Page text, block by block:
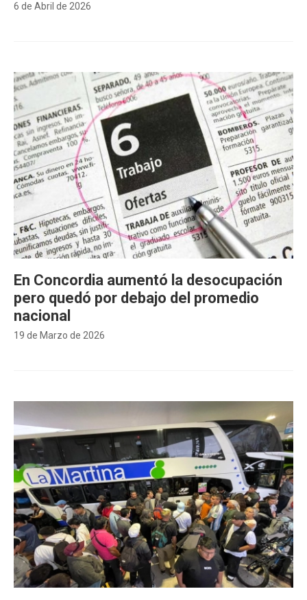
6 de Abril de 2026
19 de Marzo de 2026
En Concordia aumentó la desocupación
pero quedó por debajo del promedio
nacional